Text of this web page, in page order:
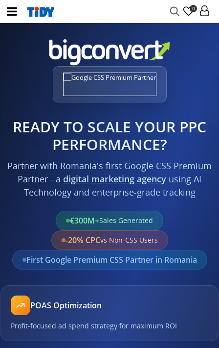
0
READY TO SCALE YOUR PPC
PERFORMANCE?
Partner with Romania's first Google CSS Premium
Partner - a digital marketing agency using AI
Technology and enterprise-grade tracking
€300M+Sales Generated
-20% CPCvs Non-CSS Users
First Google Premium CSS Partner in Romania
POAS Optimization
Profit-focused ad spend strategy for maximum ROI